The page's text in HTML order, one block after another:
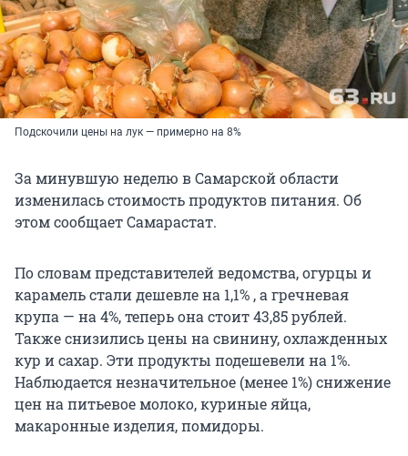
Подскочили цены на лук — примерно на 8%
За минувшую неделю в Самарской области
изменилась стоимость продуктов питания. Об
этом сообщает Самарастат.
По словам представителей ведомства, огурцы и
карамель стали дешевле на 1,1% , а гречневая
крупа — на 4%, теперь она стоит 43,85 рублей.
Также снизились цены на свинину, охлажденных
кур и сахар. Эти продукты подешевели на 1%.
Наблюдается незначительное (менее 1%) снижение
цен на питьевое молоко, куриные яйца,
макаронные изделия, помидоры.